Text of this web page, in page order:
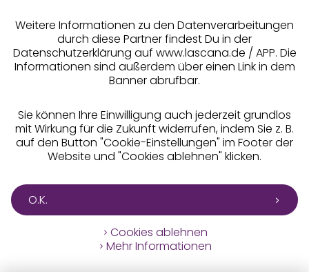
Weitere Informationen zu den Datenverarbeitungen
durch diese Partner findest Du in der
Datenschutzerklärung auf www.lascana.de / APP. Die
Informationen sind außerdem über einen Link in dem
Banner abrufbar.
Sie können Ihre Einwilligung auch jederzeit grundlos
mit Wirkung für die Zukunft widerrufen, indem Sie z. B.
auf den Button "Cookie-Einstellungen" im Footer der
Website und "Cookies ablehnen" klicken.
O.K.
Cookies ablehnen
Mehr Informationen